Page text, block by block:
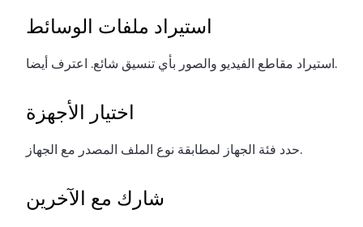
استيراد ملفات الوسائط
استيراد مقاطع الفيديو والصور بأي تنسيق شائع. اعترف أيضا.
اختيار الأجهزة
حدد فئة الجهاز لمطابقة نوع الملف المصدر مع الجهاز.
شارك مع الآخرين